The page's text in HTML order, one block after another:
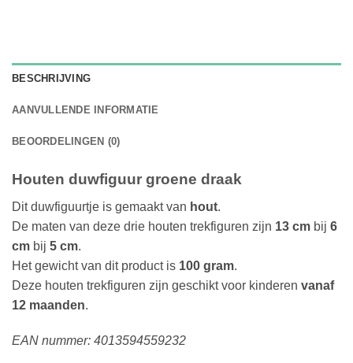
BESCHRIJVING
AANVULLENDE INFORMATIE
BEOORDELINGEN (0)
Houten duwfiguur groene draak
Dit duwfiguurtje is gemaakt van hout.
De maten van deze drie houten trekfiguren zijn 13 cm bij 6
cm bij 5 cm.
Het gewicht van dit product is 100 gram.
Deze houten trekfiguren zijn geschikt voor kinderen vanaf
12 maanden.
EAN nummer: 4013594559232